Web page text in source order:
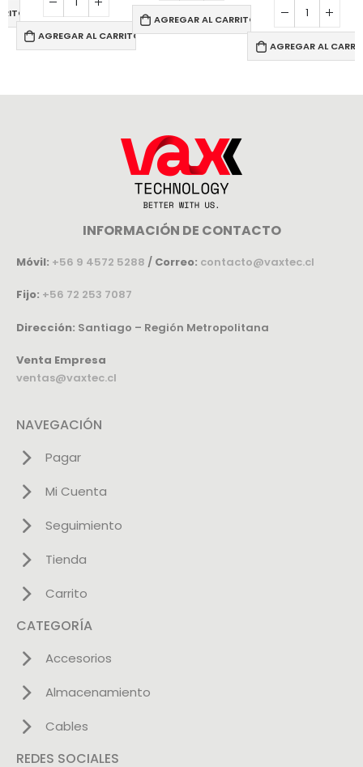
AGREGAR AL CARRITO
AGREGAR AL CARRITO
AGREGAR AL
INFORMACIÓN DE CONTACTO
Móvil: +56 9 4572 5288 / Correo: contacto@vaxtec.cl
Fijo: +56 72 253 7087
Dirección: Santiago – Región Metropolitana
Venta Empresa
ventas@vaxtec.cl
NAVEGACIÓN
Pagar
Mi Cuenta
Seguimiento
Tienda
Carrito
CATEGORÍA
Accesorios
Almacenamiento
Cables
REDES SOCIALES